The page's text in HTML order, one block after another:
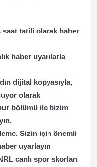
saat tatili olarak haber
haber uyarılarla
dijital kopyasıyla,
olarak
bölümü ile bizim
Sizin için önemli
uyarlayın
canlı spor skorları